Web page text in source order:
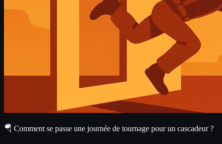
🪂 Comment se passe une journée de tournage pour un cascadeur ?